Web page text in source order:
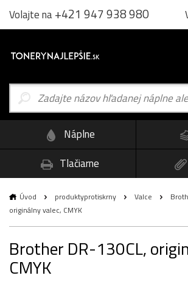
Volajte na+421 947 938 980
Náplne
Tlačiarne
Úvod produktyprotiskrny Valce
originálny valec, CMYK
Brother DR-130CL,
CMYK